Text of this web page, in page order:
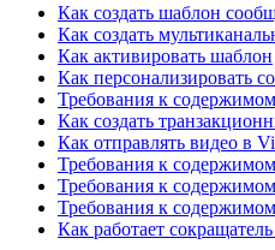
Как создать шаблон
Как создать
Как активировать шаблон
Как персонализировать
Требования к
Как создать
Как отправлять видео в
Требования к
Требования к
Требования к
Как работает